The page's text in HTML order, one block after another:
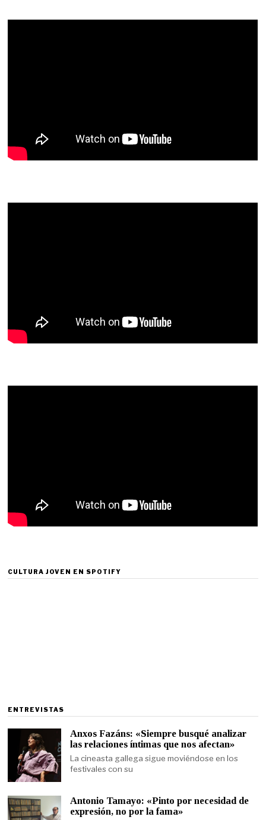
CULTURA JOVEN EN SPOTIFY
ENTREVISTAS
Anxos Fazáns: «Siempre busqué analizar
las relaciones íntimas que nos afectan»
La cineasta gallega sigue moviéndose en los
festivales con su
Antonio Tamayo: «Pinto por necesidad de
expresión, no por la fama»